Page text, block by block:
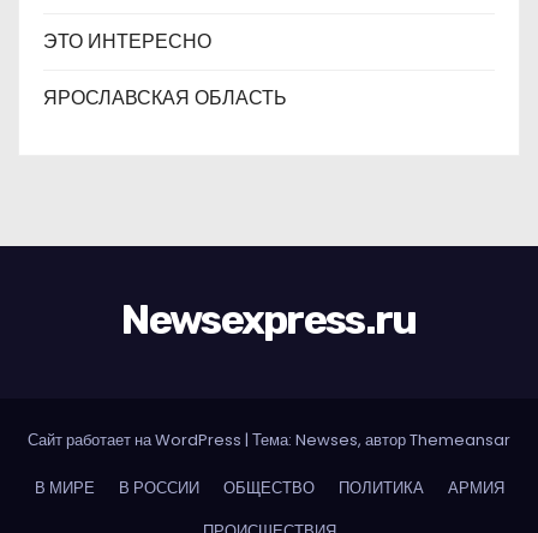
ЭТО ИНТЕРЕСНО
ЯРОСЛАВСКАЯ ОБЛАСТЬ
Newsexpress.ru
Сайт работает на WordPress | Тема: Newses, авторThemeansar
В МИРЕ В РОССИИ ОБЩЕСТВО ПОЛИТИКА
АРМИЯ